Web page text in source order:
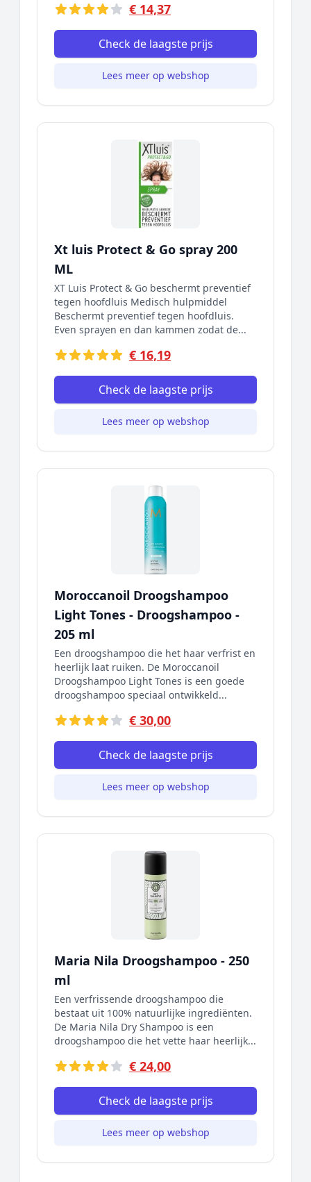
€ 14,37
Check de laagste prijs
Lees meer op webshop
Xt luis Protect & Go spray 200
ML
XT Luis Protect & Go beschermt preventief
tegen hoofdluis Medisch hulpmiddel
Beschermt preventief tegen hoofdluis.
Even sprayen en dan kammen zodat de...
€ 16,19
Check de laagste prijs
Lees meer op webshop
Moroccanoil Droogshampoo
Light Tones - Droogshampoo -
205 ml
Een droogshampoo die het haar verfrist en
heerlijk laat ruiken. De Moroccanoil
Droogshampoo Light Tones is een goede
droogshampoo speciaal ontwikkeld...
€ 30,00
Check de laagste prijs
Lees meer op webshop
Maria Nila Droogshampoo - 250
ml
Een verfrissende droogshampoo die
bestaat uit 100% natuurlijke ingrediënten.
De Maria Nila Dry Shampoo is een
droogshampoo die het vette haar heerlijk...
€ 24,00
Check de laagste prijs
Lees meer op webshop